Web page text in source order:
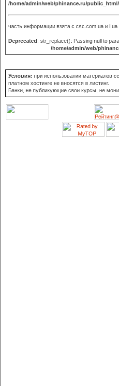
/home/admin/web/phinance.ru/
часть информации взята с csc.com.ua и i.ua
Deprecated: str_replace(): Passing null to
/home/admin/web/
Условия: при использовании материалов
платном хостинге не вносятся в листинг.
Банки, не публикующие свои курсы, не